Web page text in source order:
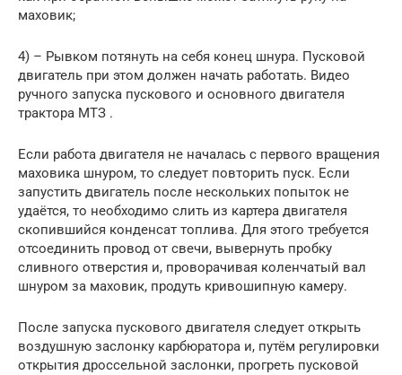
маховик;
4) – Рывком потянуть на себя конец шнура. Пусковой
двигатель при этом должен начать работать. Видео
ручного запуска пускового и основного двигателя
трактора МТЗ .
Если работа двигателя не началась с первого вращения
маховика шнуром, то следует повторить пуск. Если
запустить двигатель после нескольких попыток не
удаётся, то необходимо слить из картера двигателя
скопившийся конденсат топлива. Для этого требуется
отсоединить провод от свечи, вывернуть пробку
сливного отверстия и, проворачивая коленчатый вал
шнуром за маховик, продуть кривошипную камеру.
После запуска пускового двигателя следует открыть
воздушную заслонку карбюратора и, путём регулировки
открытия дроссельной заслонки, прогреть пусковой